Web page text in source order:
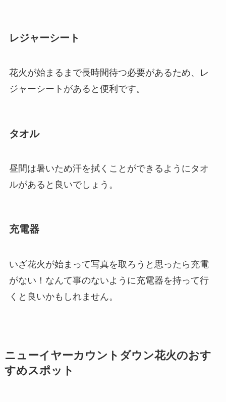
レジャーシート
花火が始まるまで長時間待つ必要があるため、レ
ジャーシートがあると便利です。
タオル
昼間は暑いため汗を拭くことができるようにタオ
ルがあると良いでしょう。
充電器
いざ花火が始まって写真を取ろうと思ったら充電
がない！なんて事のないように充電器を持って行
くと良いかもしれません。
ニューイヤーカウントダウン花火のおす
すめスポット